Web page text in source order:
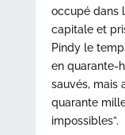
occupé dans
capitale et
Pindy le
en quarante-
sauvés, mais
quarante
impossibles”.